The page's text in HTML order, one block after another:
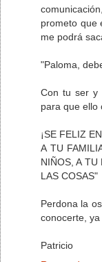
prometo que
me podrá
"Paloma,
Con tu ser y
para que ello
¡SE FELIZ
A TU
NIÑOS, A TU
LAS COSAS"
Perdona la
conocerte, ya
Patricio